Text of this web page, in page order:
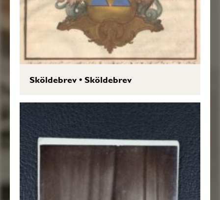
Sköldebrev•Sköldebrev